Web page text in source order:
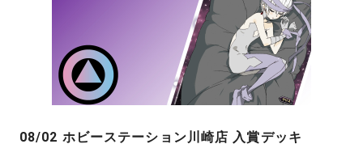
08/02 ホビーステーション川崎店 入賞デッキ